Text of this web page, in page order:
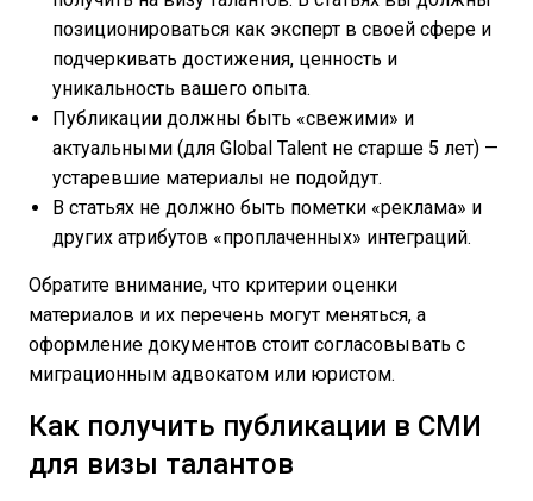
позиционироваться как эксперт в своей сфере и
подчеркивать достижения, ценность и
уникальность вашего опыта.
Публикации должны быть «свежими» и
актуальными (для Global Talent не старше 5 лет) —
устаревшие материалы не подойдут.
В статьях не должно быть пометки «реклама» и
других атрибутов «проплаченных» интеграций.
Обратите внимание, что критерии оценки
материалов и их перечень могут меняться, а
оформление документов стоит согласовывать с
миграционным адвокатом или юристом.
Как получить публикации в СМИ
для визы талантов